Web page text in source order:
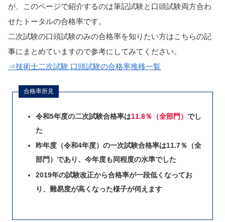
が、このページで紹介するのは筆記試験と口頭試験両方合わ
せたトータルの合格率です。
二次試験の口頭試験のみの合格率を知りたい方はこちらの記
事にまとめていますので参考にしてみてください。
⇒技術士二次試験 口頭試験の合格率推移一覧
合格率所見
令和5年度の二次試験合格率は11.8％（全部門） でし
た
昨年度（令和4年度）の一次試験合格率は11.7％（全
部門）であり、今年度も同程度の水準でした
2019年の試験改正から合格率が一段低くなってお
り、難易度が高くなった様子が伺えます